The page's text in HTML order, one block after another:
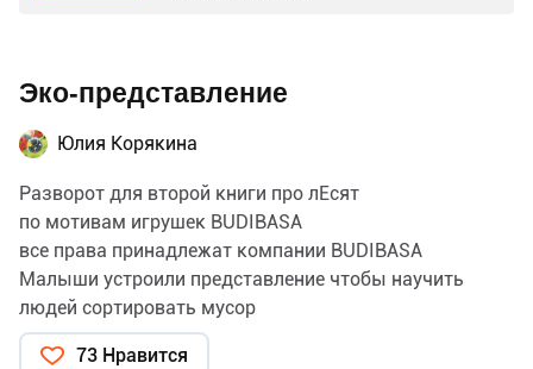
Эко-представление
Юлия Корякина
Разворот для второй книги про лЕсят
по мотивам игрушек BUDIBASA
все права принадлежат компании BUDIBASA
Малыши устроили представление чтобы научить
людей сортировать мусор
73 Нравится